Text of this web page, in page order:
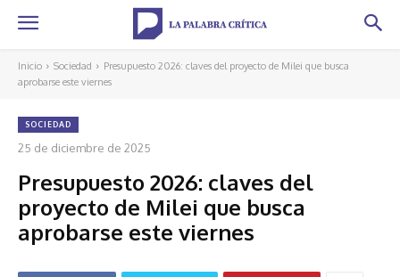
Inicio Sociedad
Presupuesto 2026: claves del proyecto de Milei que busca
aprobarse este viernes
SOCIEDAD
25 de diciembre de 2025
Presupuesto 2026: claves del
proyecto de Milei que busca
aprobarse este viernes